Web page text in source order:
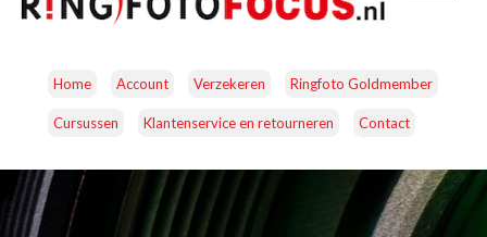
Home Account Verzekeren Ringfoto Goldmember
Cursussen Klantenservice en retourneren Contact
CAMERA’S OBJECTIEVEN ACCESSOIRES